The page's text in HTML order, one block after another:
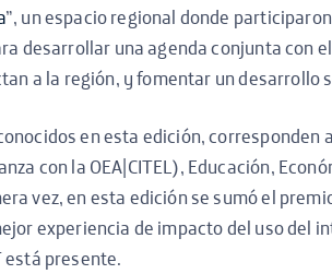
”, un espacio regional donde
desarrollar una agenda conjunta con
a la región, y fomentar un desarrollo
en esta edición, corresponden
con la OEA|CITEL), Educación,
vez, en esta edición se sumó el
experiencia de impacto del uso del
está presente.